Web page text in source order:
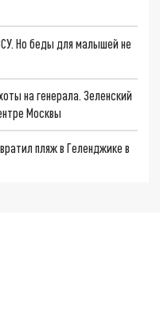
Но беды для малышей не
на генерала. Зеленский
Москвы
пляж в Геленджике в